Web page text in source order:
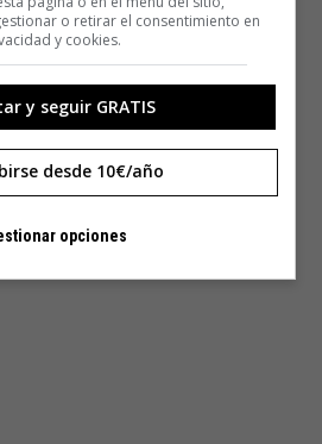
o retirar el consentimiento en
y cookies.
y seguir GRATIS
desde 10€/año
opciones